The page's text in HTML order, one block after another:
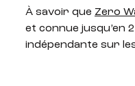
À savoir que Zero
et connue jusqu’en
indépendante sur